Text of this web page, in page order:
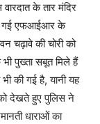
के तार मंदिर
गई एफआईआर के
चढ़ावे की चोरी को
पुख्ता सबूत मिले हैं
की गई है, यानी यह
देखते हुए पुलिस ने
धाराओं का